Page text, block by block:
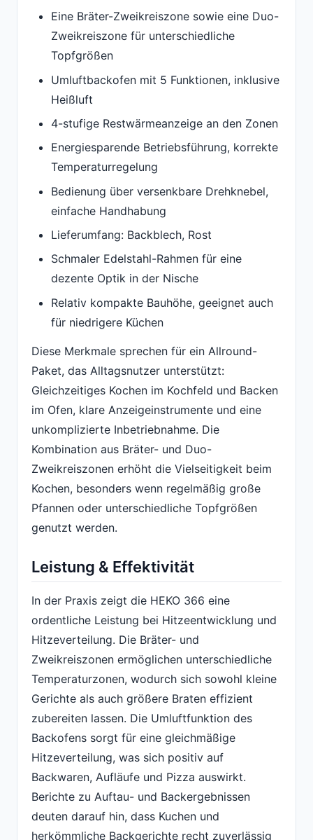
Eine Bräter-Zweikreiszone sowie eine Duo-
Zweikreiszone für unterschiedliche
Topfgrößen
Umluftbackofen mit 5 Funktionen, inklusive
Heißluft
4-stufige Restwärmeanzeige an den Zonen
Energiesparende Betriebsführung, korrekte
Temperaturregelung
Bedienung über versenkbare Drehknebel,
einfache Handhabung
Lieferumfang: Backblech, Rost
Schmaler Edelstahl-Rahmen für eine
dezente Optik in der Nische
Relativ kompakte Bauhöhe, geeignet auch
für niedrigere Küchen
Diese Merkmale sprechen für ein Allround-
Paket, das Alltagsnutzer unterstützt:
Gleichzeitiges Kochen im Kochfeld und Backen
im Ofen, klare Anzeigeinstrumente und eine
unkomplizierte Inbetriebnahme. Die
Kombination aus Bräter- und Duo-
Zweikreiszonen erhöht die Vielseitigkeit beim
Kochen, besonders wenn regelmäßig große
Pfannen oder unterschiedliche Topfgrößen
genutzt werden.
Leistung & Effektivität
In der Praxis zeigt die HEKO 366 eine
ordentliche Leistung bei Hitzeentwicklung und
Hitzeverteilung. Die Bräter- und
Zweikreiszonen ermöglichen unterschiedliche
Temperaturzonen, wodurch sich sowohl kleine
Gerichte als auch größere Braten effizient
zubereiten lassen. Die Umluftfunktion des
Backofens sorgt für eine gleichmäßige
Hitzeverteilung, was sich positiv auf
Backwaren, Aufläufe und Pizza auswirkt.
Berichte zu Auftau- und Backergebnissen
deuten darauf hin, dass Kuchen und
herkömmliche Backgerichte recht zuverlässig